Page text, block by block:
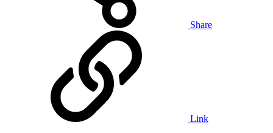
Share
Link